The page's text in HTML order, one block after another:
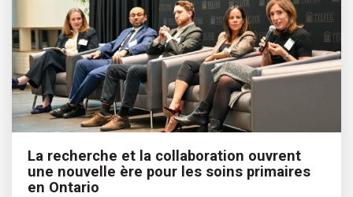
La recherche et la collaboration ouvrent
une nouvelle ère pour les soins primaires
en Ontario